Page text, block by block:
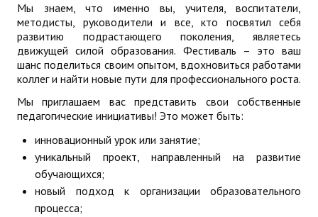
Готовимся к новому учебному году 2026-2027
ДПО
Профессиональная переподготовка
Повышение квалификации
КОНТАКТЫ
Мы знаем, что именно вы, учителя, воспитатели,
методисты, руководители и все, кто посвятил себя
развитию подрастающего поколения, являетесь
движущей силой образования. Фестиваль – это ваш
шанс поделиться своим опытом, вдохновиться работами
коллег и найти новые пути для профессионального роста.
Мы приглашаем вас представить свои собственные
педагогические инициативы! Это может быть:
инновационный урок или занятие;
уникальный проект, направленный на развитие
обучающихся;
новый подход к организации образовательного
процесса;